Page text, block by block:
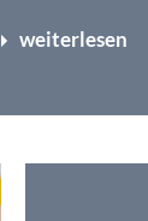
weiterlesen